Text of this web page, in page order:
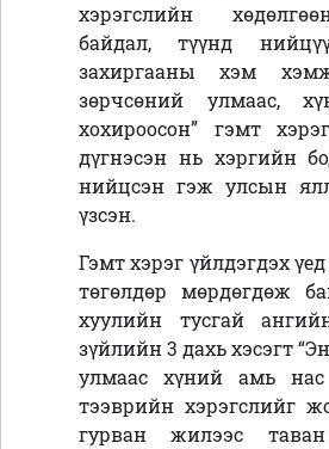
хэрэгслийн
байдал, түүнд
захиргааны хэм
зөрчсөний улмаас,
хохироосон” гэмт
дүгнэсэн нь хэргийн
нийцсэн гэж улсын
үзсэн.
Гэмт хэрэг үйлдэгдэх
төгөлдөр мөрдөгдөж
хуулийн тусгай
зүйлийн 3 дахь хэсэгт
улмаас хүний амь
тээврийн хэрэгслийг
гурван жилээс